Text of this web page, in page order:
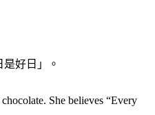
好日」。
She believes “Every